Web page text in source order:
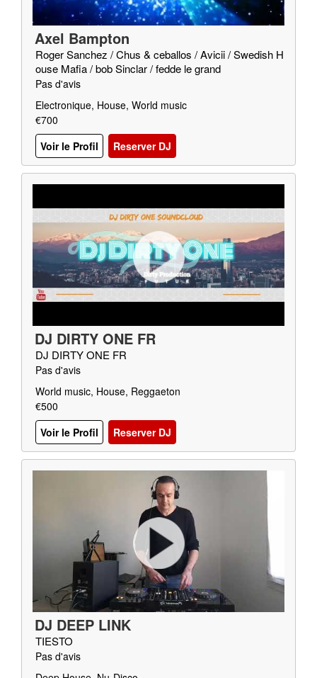
Axel Bampton
Roger Sanchez / Chus & ceballos / Avicii / Swedish H
ouse Mafia / bob Sinclar / fedde le grand
Pas d'avis
Electronique, House, World music
€700
Voir le Profil
Reserver DJ
DJ DIRTY ONE FR
DJ DIRTY ONE FR
Pas d'avis
World music, House, Reggaeton
€500
Voir le Profil
Reserver DJ
DJ DEEP LINK
TIESTO
Pas d'avis